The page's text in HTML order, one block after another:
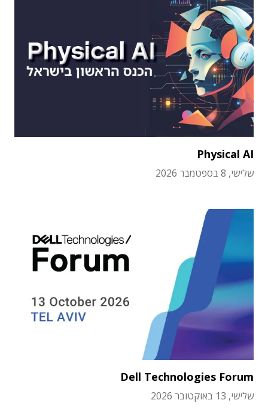
Physical AI
שלישי, 8 בספטמבר 2026
Dell Technologies Forum
שלישי, 13 באוקטובר 2026